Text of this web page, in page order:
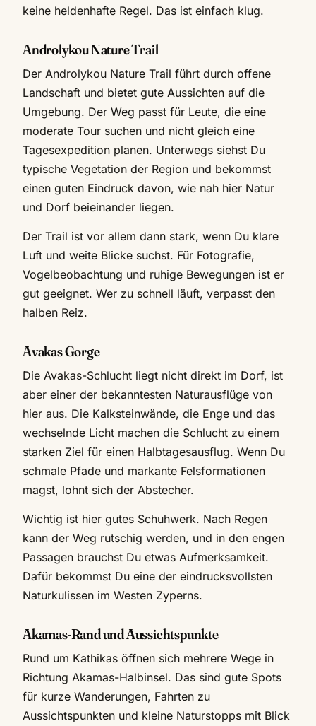
keine heldenhafte Regel. Das ist einfach klug.
Androlykou Nature Trail
Der Androlykou Nature Trail führt durch offene
Landschaft und bietet gute Aussichten auf die
Umgebung. Der Weg passt für Leute, die eine
moderate Tour suchen und nicht gleich eine
Tagesexpedition planen. Unterwegs siehst Du
typische Vegetation der Region und bekommst
einen guten Eindruck davon, wie nah hier Natur
und Dorf beieinander liegen.
Der Trail ist vor allem dann stark, wenn Du klare
Luft und weite Blicke suchst. Für Fotografie,
Vogelbeobachtung und ruhige Bewegungen ist er
gut geeignet. Wer zu schnell läuft, verpasst den
halben Reiz.
Avakas Gorge
Die Avakas-Schlucht liegt nicht direkt im Dorf, ist
aber einer der bekanntesten Naturausflüge von
hier aus. Die Kalksteinwände, die Enge und das
wechselnde Licht machen die Schlucht zu einem
starken Ziel für einen Halbtagesausflug. Wenn Du
schmale Pfade und markante Felsformationen
magst, lohnt sich der Abstecher.
Wichtig ist hier gutes Schuhwerk. Nach Regen
kann der Weg rutschig werden, und in den engen
Passagen brauchst Du etwas Aufmerksamkeit.
Dafür bekommst Du eine der eindrucksvollsten
Naturkulissen im Westen Zyperns.
Akamas-Rand und Aussichtspunkte
Rund um Kathikas öffnen sich mehrere Wege in
Richtung Akamas-Halbinsel. Das sind gute Spots
für kurze Wanderungen, Fahrten zu
Aussichtspunkten und kleine Naturstopps mit Blick